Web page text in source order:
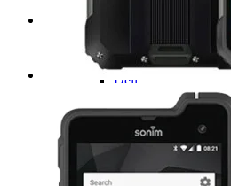
Computadoras de uso rudo
Emdoor
Dell
Microsoft Surface
Reacondicionados
PANELES
Ecom